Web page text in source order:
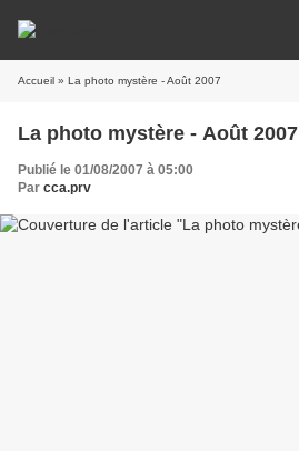
Accueil » La photo mystère - Août 2007
La photo mystère - Août 2007
Publié le 01/08/2007 à 05:00
Par cca.prv